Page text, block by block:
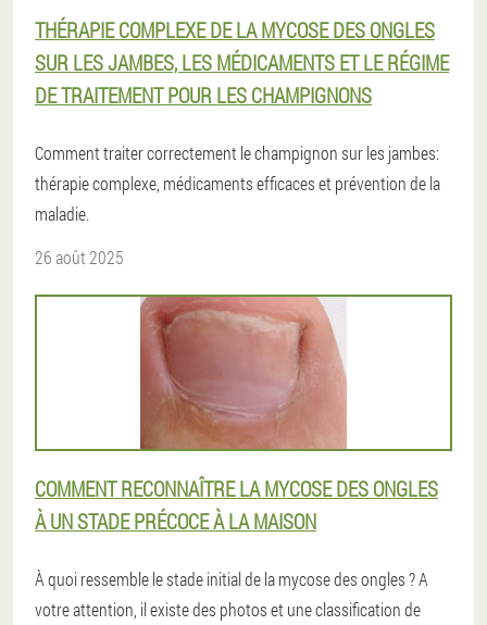
THÉRAPIE COMPLEXE DE LA MYCOSE DES ONGLES
SUR LES JAMBES, LES MÉDICAMENTS ET LE RÉGIME
DE TRAITEMENT POUR LES CHAMPIGNONS
Comment traiter correctement le champignon sur les jambes:
thérapie complexe, médicaments efficaces et prévention de la
maladie.
26 août 2025
COMMENT RECONNAÎTRE LA MYCOSE DES ONGLES
À UN STADE PRÉCOCE À LA MAISON
À quoi ressemble le stade initial de la mycose des ongles ? A
votre attention, il existe des photos et une classification de